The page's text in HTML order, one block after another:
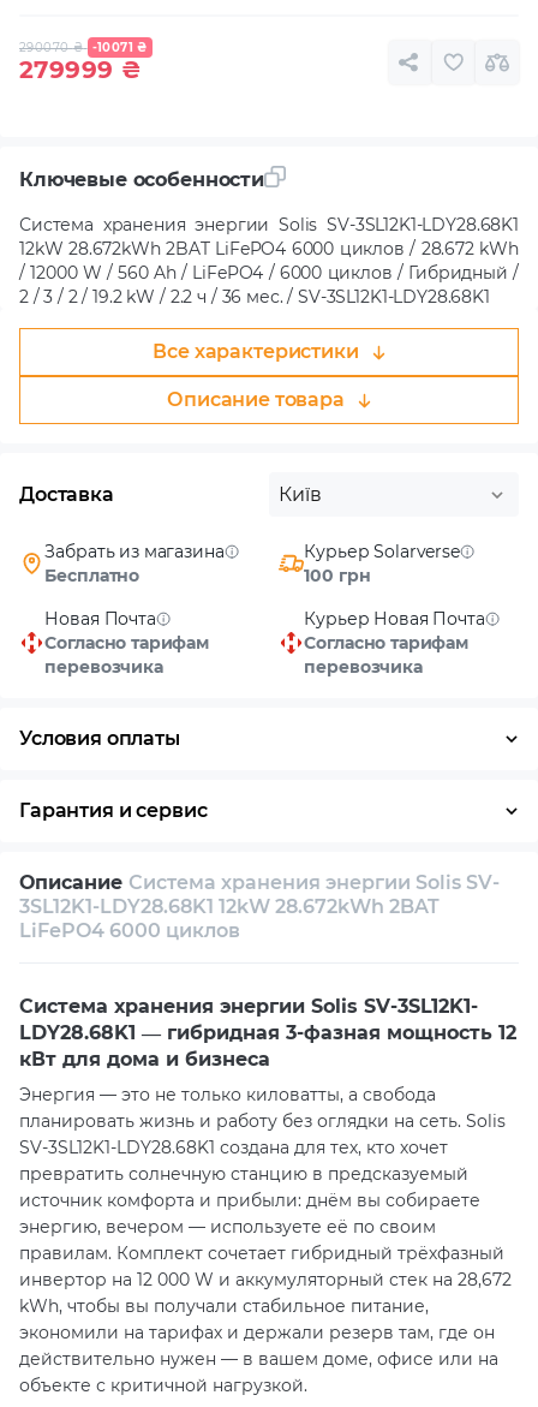
290070₴ -10071₴
279999 ₴
Ключевые особенности
Система хранения энергии Solis SV-3SL12K1-LDY28.68K1
12kW 28.672kWh 2BAT LiFePO4 6000 циклов / 28.672 kWh
/ 12000 W / 560 Ah / LiFePO4 / 6000 циклов / Гибридный /
2 / 3 / 2 / 19.2 kW / 2.2 ч / 36 мес. / SV-3SL12K1-LDY28.68K1
Все характеристики
Описание товара
Доставка Київ
Забрать из магазина
Бесплатно
Курьер Solarverse
100 грн
Новая Почта
Согласно тарифам
перевозчика
Курьер Новая Почта
Согласно тарифам
перевозчика
Условия оплаты
Гарантия и сервис
Собственный сервисный центр
Техническая поддержка
Описание Система хранения энергии Solis SV-
3SL12K1-LDY28.68K1 12kW 28.672kWh 2BAT
LiFePO4 6000 циклов
Система хранения энергии Solis SV-3SL12K1-
LDY28.68K1 — гибридная 3-фазная мощность 12
кВт для дома и бизнеса
Энергия — это не только киловатты, а свобода
планировать жизнь и работу без оглядки на сеть. Solis
SV-3SL12K1-LDY28.68K1 создана для тех, кто хочет
превратить солнечную станцию в предсказуемый
источник комфорта и прибыли: днём вы собираете
энергию, вечером — используете её по своим
правилам. Комплект сочетает гибридный трёхфазный
инвертор на 12 000 W и аккумуляторный стек на 28,672
kWh, чтобы вы получали стабильное питание,
экономили на тарифах и держали резерв там, где он
действительно нужен — в вашем доме, офисе или на
объекте с критичной нагрузкой.